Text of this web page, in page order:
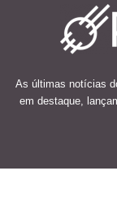
As últimas notícias
em destaque,